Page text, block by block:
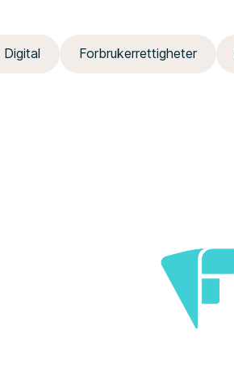
Digital Forbrukerrettigheter